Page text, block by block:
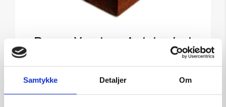
Samtykke Detaljer Om
Ronan Vandrer: Anløbssted
Kunstner: Ronan Vandrer